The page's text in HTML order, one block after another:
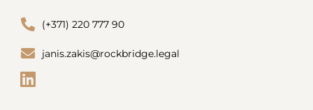
(+371) 220 777 90
janis.zakis@rockbridge.legal
L
i